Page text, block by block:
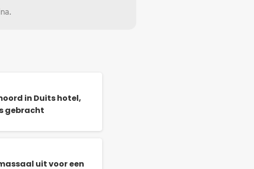
.
in Duits hotel,
gebracht
uit voor een